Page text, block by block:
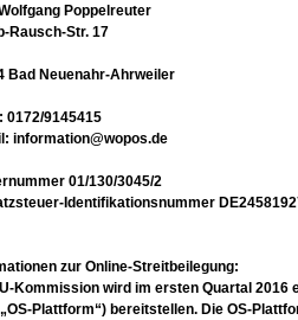
Poppelreuter
Rausch-Str. 17
Bad Neuenahr-Ahrweiler
0172/9145415
information@wopos.de
01/130/3045/2
Identifikationsnummer
zur Online-Streitbeilegung:
Kommission wird im ersten Quartal
Plattform“) bereitstellen. Die OS-